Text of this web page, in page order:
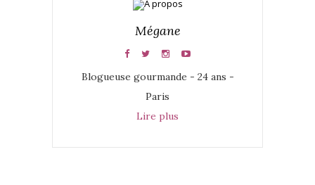
Mégane
Blogueuse gourmande - 24 ans -
Paris
Lire plus